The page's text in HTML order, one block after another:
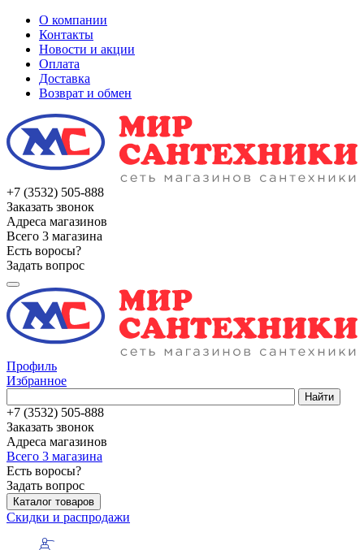
О компании
Контакты
Новости и акции
Оплата
Доставка
Возврат и обмен
+7 (3532) 505-888
Заказать звонок
Адреса магазинов
Всего 3 магазина
Есть воросы?
Задать вопрос
Профиль
Избранное
Найти
+7 (3532) 505-888
Заказать звонок
Адреса магазинов
Всего 3 магазина
Есть воросы?
Задать вопрос
Каталог товаров
Скидки и распродажи